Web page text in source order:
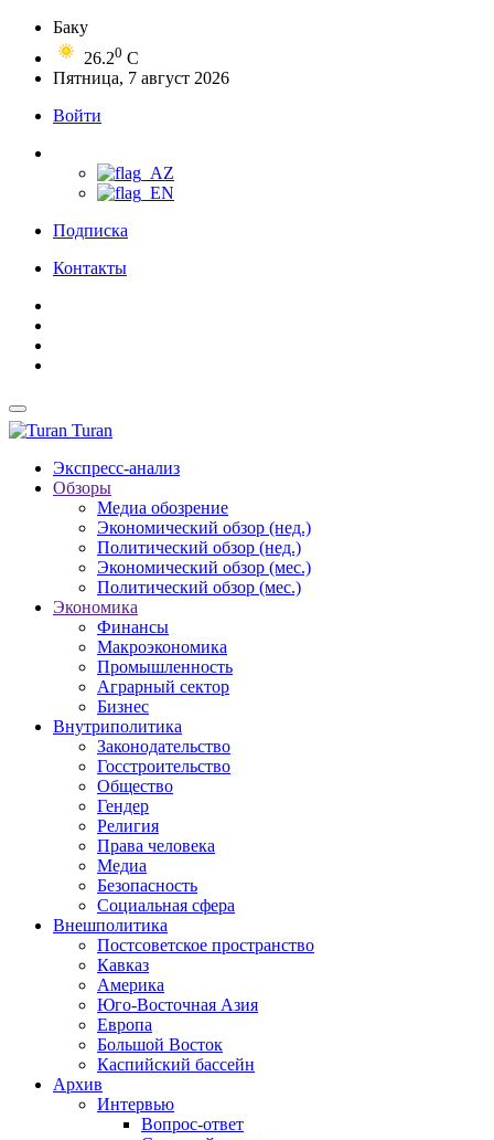
Баку
26.20 C
Пятница, 7 август 2026
Войти
Подписка
Контакты
Turan
Экспресс-анализ
Обзоры
Медиа обозрение
Экономический обзор (нед.)
Политический обзор (нед.)
Экономический обзор (мес.)
Политический обзор (мес.)
Экономика
Финансы
Макроэкономика
Промышленность
Аграрный сектор
Бизнес
Внутриполитика
Законодательство
Госстроительство
Общество
Гендер
Религия
Права человека
Медиа
Безопасность
Социальная сфера
Внешполитика
Постсоветское пространство
Кавказ
Америка
Юго-Восточная Азия
Европа
Большой Восток
Каспийский бассейн
Архив
Интервью
Вопрос-ответ